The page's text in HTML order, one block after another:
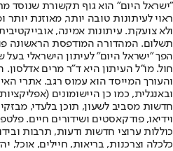
"ישראל היום" הוא גוף תקשורת שנוסד
ראוי לעיתונות טובה יותר, מאוזנת
ולא צועקת. עיתונות אמינה,
הפך "ישראל היום" לעיתון הישראלי בעל
חול. מו"ל העיתון היא ד"ר מרים
והעורך המייסד הוא עמוס רגב. אתרי
חדשות מסביב לשעון, תוכן בלעדי,
וידיאו, פודקאסטים ושידורים חיים.
כוללות ערוצי חדשות ודעות, תרבות